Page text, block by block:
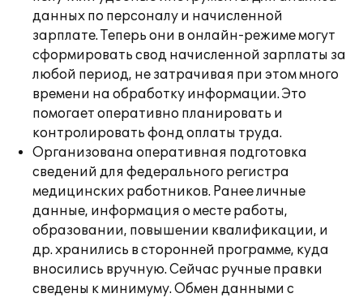
данных по персоналу и начисленной
зарплате. Теперь они в онлайн-режиме могут
сформировать свод начисленной зарплаты за
любой период, не затрачивая при этом много
времени на обработку информации. Это
помогает оперативно планировать и
контролировать фонд оплаты труда.
Организована оперативная подготовка
сведений для федерального регистра
медицинских работников. Ранее личные
данные, информация о месте работы,
образовании, повышении квалификации, и
др. хранились в сторонней программе, куда
вносились вручную. Сейчас ручные правки
сведены к минимуму. Обмен данными с